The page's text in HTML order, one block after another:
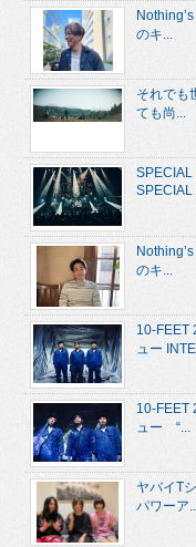
のキ...
それでも
ても尚...
SPECIAL
のキ...
10-FEET
ュー
10-FEET
ュー “...
ヤバイT
パワーア